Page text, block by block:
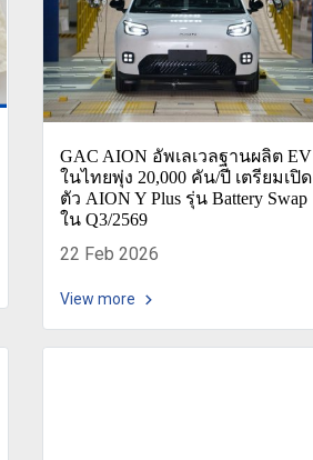
GAC AION อัพเลเวลฐานผลิต EV
ในไทยพุ่ง 20,000 คัน/ปี เตรียมเปิด
ตัว AION Y Plus รุ่น Battery Swap
ใน Q3/2569
22 Feb 2026
View more